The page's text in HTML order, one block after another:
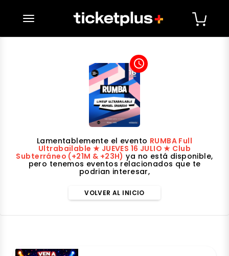
desplegar navegación
access_time
Lamentablemente el evento RUMBA Full
Ultrabailable ★ JUEVES 16 JULIO ★ Club
Subterráneo (+21M & +23H) ya no está disponible,
pero tenemos eventos relacionados que te
podrian interesar,
VOLVER AL INICIO